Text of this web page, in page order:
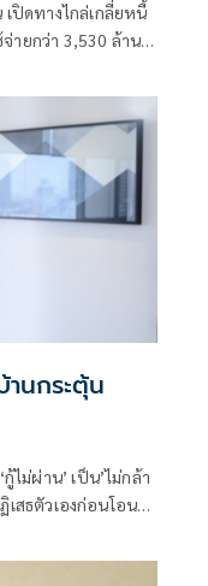
ปิดทางไกล่เกลี่ยหนี้
จ่ายกว่า 3,530 ล้าน
นกระตุ้น
ไม่ผ่าน’ เป็น’ไม่กล้า
สธตัวเองก่อนโอน